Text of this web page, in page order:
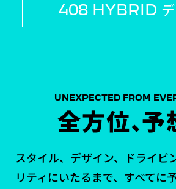
408 HYBRID
UNEXPECTED FROM
全方位、予
スタイル、デザイン、ドライビ
リティにいたるまで、すべてに